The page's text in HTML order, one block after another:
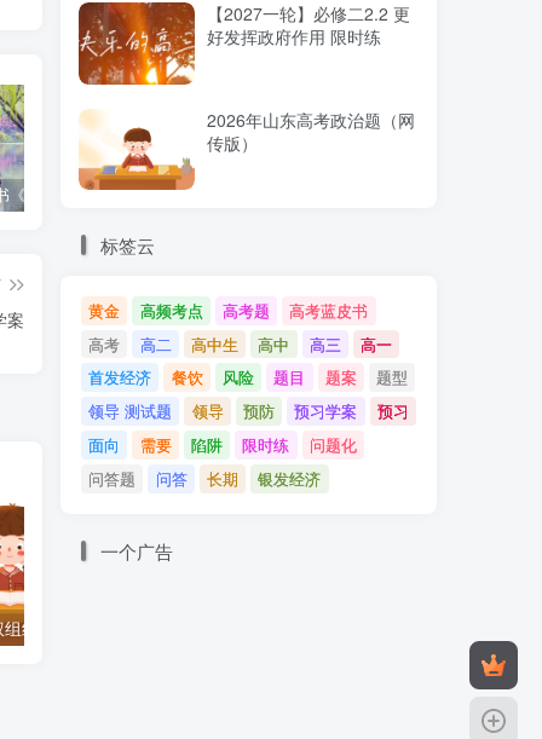
高考蓝皮书《高考研究报告（2025）》出版发行 12种选科组合优劣势
案
织形式 学案
【2027一轮】必修二2.2 更
好发挥政府作用 限时练
2026年山东高考政治题（网
传版）
标签云
黄金 高频考点 高考题
高考蓝皮书
高考
高二 高中生 高中 高三
高一
首发经济
餐饮 风险 题目 题案
题型
领导 测试题
领导 预防 预习学案
预习
面向
需要 陷阱 限时练
问题化
问答题
问答 长期 银发经济
一个广告